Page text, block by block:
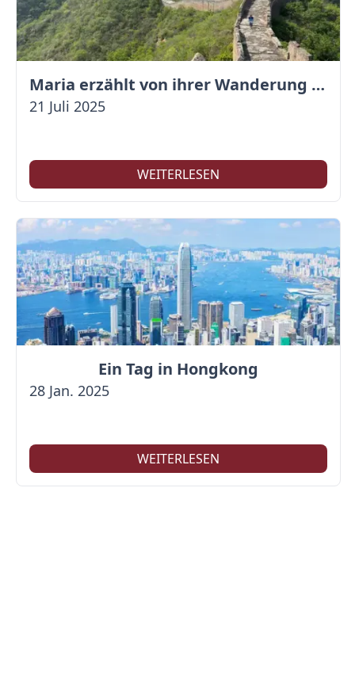
Maria erzählt von ihrer Wanderung auf der Großen Mauer
21 Juli 2025
WEITERLESEN
Ein Tag in Hongkong
28 Jan. 2025
WEITERLESEN